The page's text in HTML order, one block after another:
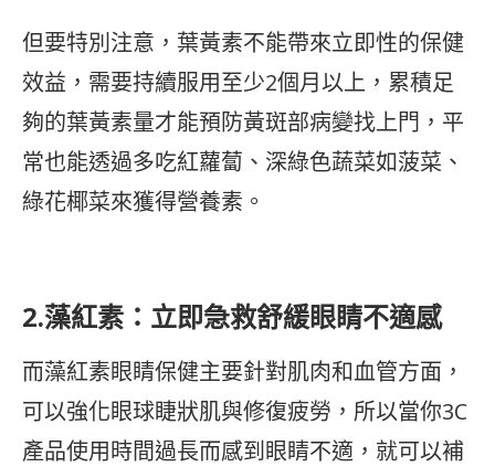
但要特別注意，葉黃素不能帶來立即性的保健
效益，需要持續服用至少2個月以上，累積足
夠的葉黃素量才能預防黃斑部病變找上門，平
常也能透過多吃紅蘿蔔、深綠色蔬菜如菠菜、
綠花椰菜來獲得營養素。
2.藻紅素：立即急救舒緩眼睛不適感
而藻紅素眼睛保健主要針對肌肉和血管方面，
可以強化眼球睫狀肌與修復疲勞，所以當你3C
產品使用時間過長而感到眼睛不適，就可以補